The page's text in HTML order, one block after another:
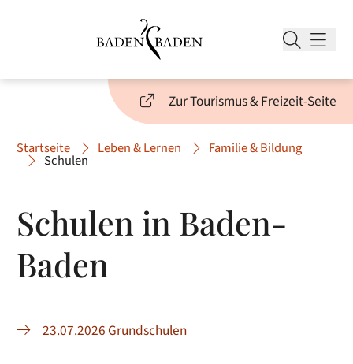
Zur Tourismus & Freizeit-Seite
Startseite Leben & Lernen Familie & Bildung
Schulen
Schulen in Baden-
Baden
23.07.2026 Grundschulen